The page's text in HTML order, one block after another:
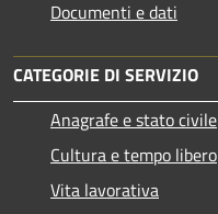
Documenti e dati
CATEGORIE DI SERVIZIO
Anagrafe e stato civile
Cultura e tempo libero
Vita lavorativa